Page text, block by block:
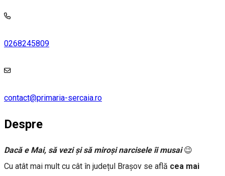
0268245809
contact@primaria-sercaia.ro
Despre
Dacă e Mai, să vezi și să miroși narcisele îi musai😉
Cu atât mai mult cu cât în județul Brașov se află cea mai